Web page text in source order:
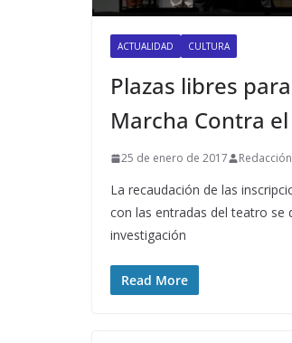
ACTUALIDAD CULTURA
Plazas libres
Marcha Contra
25 de enero de 2017
La recaudación de las
con las entradas del teatro se
investigación
Read More